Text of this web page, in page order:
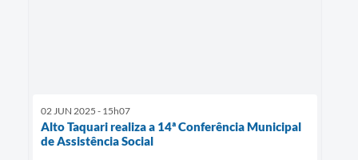
02 JUN 2025 - 15h07
Alto Taquari realiza a 14ª Conferência Municipal
de Assistência Social